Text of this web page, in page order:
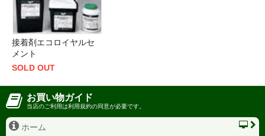
接着剤エコロイヤルセ
メント
SOLD OUT
お買い物ガイド
当店のご利用は利用規約の同意が必要です。
ホーム